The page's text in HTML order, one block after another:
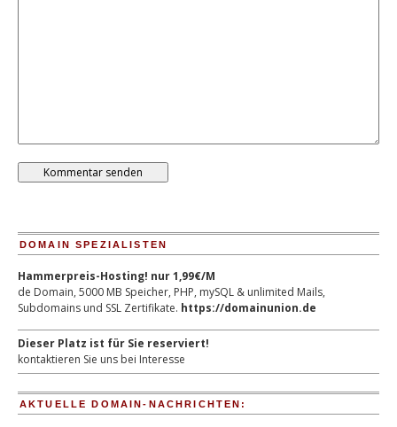
DOMAIN SPEZIALISTEN
Hammerpreis-Hosting! nur 1,99€/M
de Domain, 5000 MB Speicher, PHP, mySQL & unlimited Mails,
Subdomains und SSL Zertifikate. https://domainunion.de
Dieser Platz ist für Sie reserviert!
kontaktieren Sie uns bei Interesse
AKTUELLE DOMAIN-NACHRICHTEN: